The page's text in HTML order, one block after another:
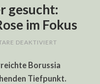
gesucht:
im Fokus
DEAKTIVIERT
TRAINER
Borussia
Tiefpunkt.